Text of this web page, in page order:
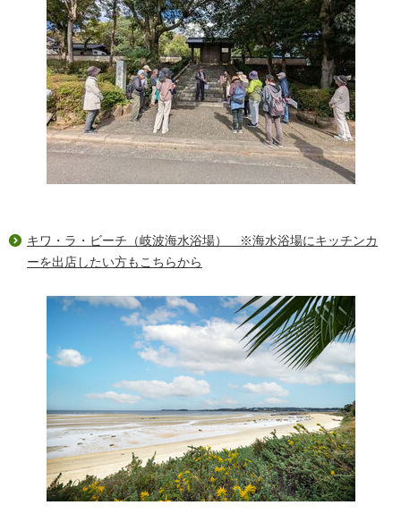
キワ・ラ・ビーチ（岐波海水浴場） ※海水浴場にキッチンカ
ーを出店したい方もこちらから